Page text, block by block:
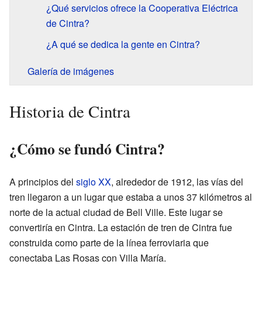
¿Qué servicios ofrece la Cooperativa Eléctrica
de Cintra?
¿A qué se dedica la gente en Cintra?
Galería de imágenes
Historia de Cintra
¿Cómo se fundó Cintra?
A principios del siglo XX, alrededor de 1912, las vías del
tren llegaron a un lugar que estaba a unos 37 kilómetros al
norte de la actual ciudad de Bell Ville. Este lugar se
convertiría en Cintra. La estación de tren de Cintra fue
construida como parte de la línea ferroviaria que
conectaba Las Rosas con Villa María.